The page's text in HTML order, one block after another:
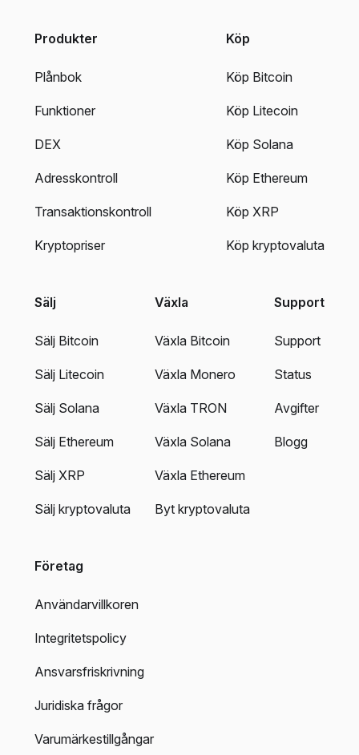
Produkter
Plånbok
Funktioner
DEX
Adresskontroll
Transaktionskontroll
Kryptopriser
Köp
Köp Bitcoin
Köp Litecoin
Köp Solana
Köp Ethereum
Köp XRP
Köp kryptovaluta
Sälj
Sälj Bitcoin
Sälj Litecoin
Sälj Solana
Sälj Ethereum
Sälj XRP
Sälj kryptovaluta
Växla
Växla Bitcoin
Växla Monero
Växla TRON
Växla Solana
Växla Ethereum
Byt kryptovaluta
Support
Support
Status
Avgifter
Blogg
Företag
Användarvillkoren
Integritetspolicy
Ansvarsfriskrivning
Juridiska frågor
Varumärkestillgångar